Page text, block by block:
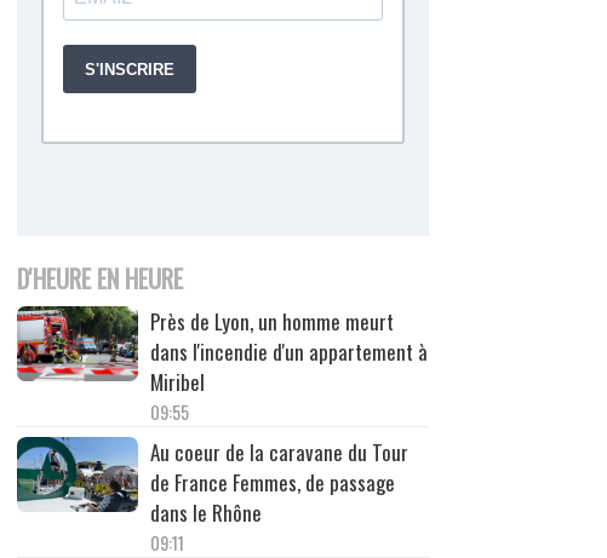
D'HEURE EN HEURE
Près de Lyon, un homme meurt
dans l'incendie d'un appartement à
Miribel
09:55
Au coeur de la caravane du Tour
de France Femmes, de passage
dans le Rhône
09:11